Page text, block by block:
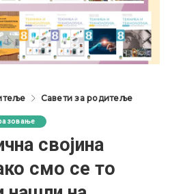
Савети за родитеље
својина
смо се то